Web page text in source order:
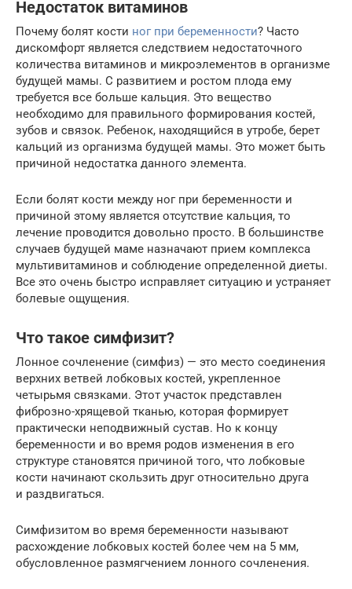
Недостаток витаминов
Почему болят кости ног при беременности? Часто
дискомфорт является следствием недостаточного
количества витаминов и микроэлементов в организме
будущей мамы. С развитием и ростом плода ему
требуется все больше кальция. Это вещество
необходимо для правильного формирования костей,
зубов и связок. Ребенок, находящийся в утробе, берет
кальций из организма будущей мамы. Это может быть
причиной недостатка данного элемента.
Если болят кости между ног при беременности и
причиной этому является отсутствие кальция, то
лечение проводится довольно просто. В большинстве
случаев будущей маме назначают прием комплекса
мультивитаминов и соблюдение определенной диеты.
Все это очень быстро исправляет ситуацию и устраняет
болевые ощущения.
Что такое симфизит?
Лонное сочленение (симфиз) — это место соединения
верхних ветвей лобковых костей, укрепленное
четырьмя связками. Этот участок представлен
фиброзно-хрящевой тканью, которая формирует
практически неподвижный сустав. Но к концу
беременности и во время родов изменения в его
структуре становятся причиной того, что лобковые
кости начинают скользить друг относительно друга
и раздвигаться.
Симфизитом во время беременности называют
расхождение лобковых костей более чем на 5 мм,
обусловленное размягчением лонного сочленения.